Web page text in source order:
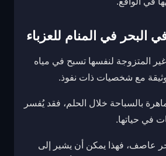
البحر في المنام للعزباء
غير المتزوجة لنفسها تسبح في مياه
مع شخصيات ذات نفوذ.
ماهرة بالسباحة خلال الحلم، فقد يُفسر
في حياتها.
عاصف، فهذا يمكن أن يشير إلى